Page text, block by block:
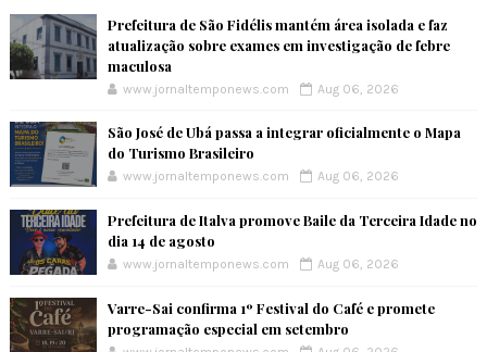
Prefeitura de São Fidélis mantém área isolada e faz
atualização sobre exames em investigação de febre
maculosa
www.jornaltemponews.com Aug 06, 2026
São José de Ubá passa a integrar oficialmente o Mapa
do Turismo Brasileiro
www.jornaltemponews.com Aug 06, 2026
Prefeitura de Italva promove Baile da Terceira Idade no
dia 14 de agosto
www.jornaltemponews.com Aug 06, 2026
Varre-Sai confirma 1º Festival do Café e promete
programação especial em setembro